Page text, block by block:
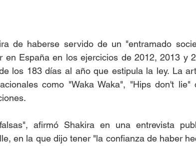
de haberse servido de un "entramado
en España en los ejercicios de 2012, 2013 y
los 183 días al año que estipula la ley. La
como "Waka Waka", "Hips don't lie"
afirmó Shakira en una entrevista
en la que dijo tener "la confianza de haber